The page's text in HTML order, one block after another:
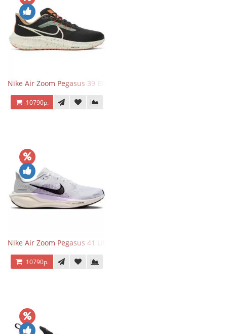
Nike Air Zoom Pegasus 39 Black White Orange
10790р.
Nike Air Zoom Pegasus 41 Lilac Bloom
10790р.